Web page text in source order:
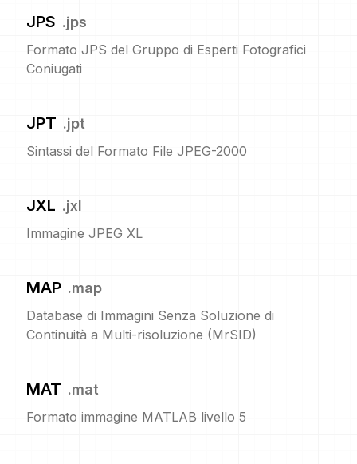
JPS .jps
Formato JPS del Gruppo di Esperti Fotografici
Coniugati
JPT .jpt
Sintassi del Formato File JPEG-2000
JXL .jxl
Immagine JPEG XL
MAP .map
Database di Immagini Senza Soluzione di
Continuità a Multi-risoluzione (MrSID)
MAT .mat
Formato immagine MATLAB livello 5